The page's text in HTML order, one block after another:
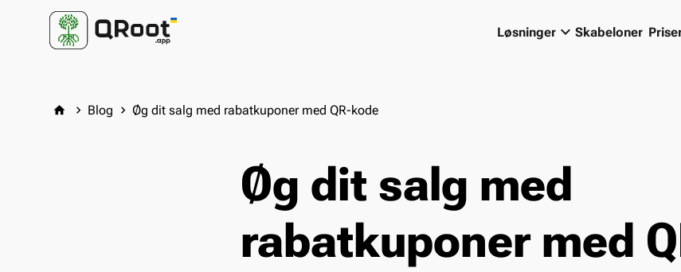
Løsningerkeyboard_arrow_down Skabeloner
home keyboard_arrow_right Blog keyboard_arrow_right Øg dit salg med rabatkuponer med QR-kode
Øg dit salg med
rabatkuponer med